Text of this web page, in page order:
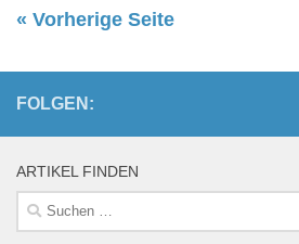
« Vorherige Seite
FOLGEN:
ARTIKEL FINDEN
Suchen
nach: